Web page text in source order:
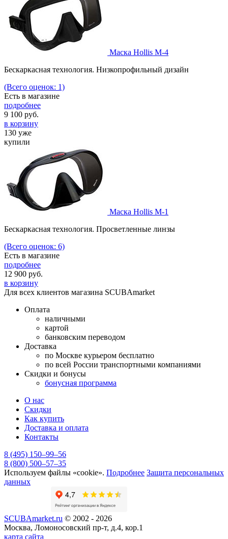
Маска Hollis M-4
Бескаркасная технология. Низкопрофильный дизайн
(Всего оценок: 1)
Есть в магазине
подробнее
9 100 руб.
в корзину
130 уже
купили
Маска Hollis M-1
Бескаркасная технология. Просветленные линзы
(Всего оценок: 6)
Есть в магазине
подробнее
12 900 руб.
в корзину
Для всех клиентов магазина SCUBAmarket
Оплата
наличными
картой
банковским переводом
Доставка
по Москве курьером бесплатно
по всей России транспортными компаниями
Скидки и бонусы
бонусная программа
О нас
Скидки
Как купить
Доставка и оплата
Контакты
8 (495) 150–99–56
8 (800) 500–57–35
Используем файлы «cookie». Подробнее Защита персональных
данных
SCUBAmarket.ru © 2002 - 2026
Москва, Ломоносовский пр-т, д.4, кор.1
карта сайта